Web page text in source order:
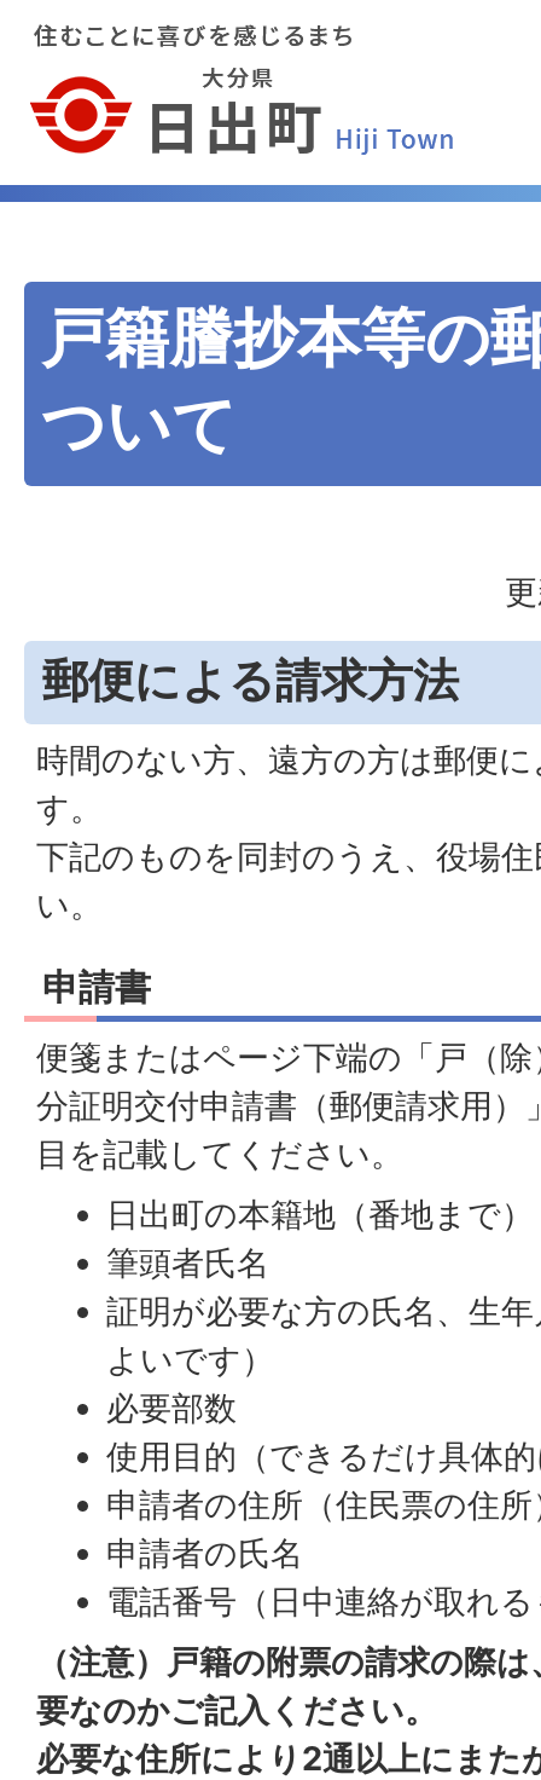
戸籍謄抄本等の
ついて
郵便による請求方法
時間のない方、遠方の方は郵便
す。
下記のものを同封のうえ、役場
い。
申請書
便箋またはページ下端の「戸（
分証明交付申請書（郵便請求用
目を記載してください。
日出町の本籍地（番地まで）
筆頭者氏名
証明が必要な方の氏名、生
よいです）
必要部数
使用目的（できるだけ具体
申請者の住所（住民票の住所
申請者の氏名
電話番号（日中連絡が取れ
（注意）戸籍の附票の請求の際
要なのかご記入ください。
必要な住所により2通以上にまた